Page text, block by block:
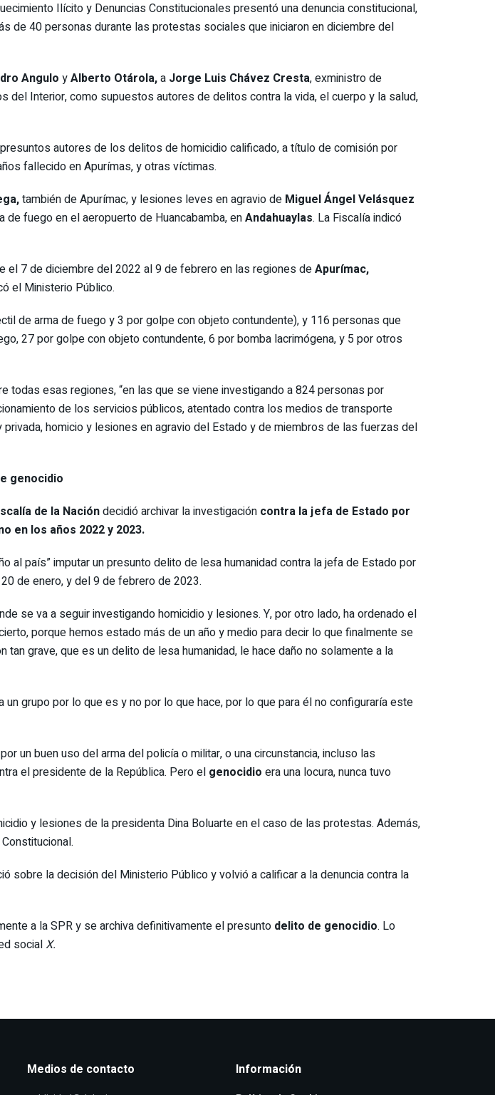
Ilícito y Denuncias Constitucionales presentó una denuncia constitucional,
de 40 personas durante las protestas sociales que iniciaron en diciembre del
Angulo yAlberto Otárola,a Jorge Luis Chávez Cresta, exministro de
del Interior, como supuestos autores de delitos contra la vida, el cuerpo y la salud,
autores de los delitos de homicidio calificado, a título de comisión por
fallecido en Apurímas, y otras víctimas.
también de Apurímac, y lesiones leves en agravio de Miguel Ángel Velásquez
fuego en el aeropuerto de Huancabamba, enAndahuaylas. La Fiscalía indicó
7 de diciembre del 2022 al 9 de febrero en las regiones deApurímac,
el Ministerio Público.
de arma de fuego y 3 por golpe con objeto contundente), y 116 personas que
27 por golpe con objeto contundente, 6 por bomba lacrimógena, y 5 por otros
todas esas regiones, “en las que se viene investigando a 824 personas por
de los servicios públicos, atentado contra los medios de transporte
homicio y lesiones en agravio del Estado y de miembros de las fuerzas del
genocidio
de la Nacióndecidió archivar la investigación contra la jefa de Estado por
en los años 2022 y 2023.
al país” imputar un presunto delito de lesa humanidad contra la jefa de Estado por
de enero, y del 9 de febrero de 2023.
se va a seguir investigando homicidio y lesiones. Y, por otro lado, ha ordenado el
porque hemos estado más de un año y medio para decir lo que finalmente se
grave, que es un delito de lesa humanidad, le hace daño no solamente a la
grupo por lo que es y no por lo que hace, por lo que para él no configuraría este
un buen uso del arma del policía o militar, o una circunstancia, incluso las
el presidente de la República. Pero el genocidio era una locura, nunca tuvo
y lesiones de la presidenta Dina Boluarte en el caso de las protestas. Además,
sobre la decisión del Ministerio Público y volvió a calificar a la denuncia contra la
a la SPR y se archiva definitivamente el presunto delito de genocidio. Lo
socialX.
Medios de contacto Información